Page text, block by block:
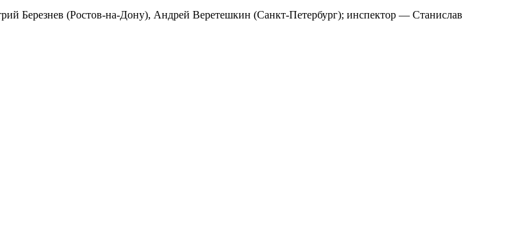
Березнев (Ростов-на-Дону), Андрей Веретешкин (Санкт-Петербург); инспектор — Станислав